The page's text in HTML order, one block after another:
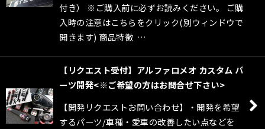
付き） ※ご購入前に必ずお読みください。 ご購
入時の注意はこちらをクリック(別ウィンドウで
開きます) 商品特徴 …
【リクエスト受付】アルファロメオ カスタム パ
ーツ開発<※ご希望の方はお問合せ下さい>
【開発リクエストお問い合わせ】・開発を希望
するパーツ/車種・愛車の改善したい点などを